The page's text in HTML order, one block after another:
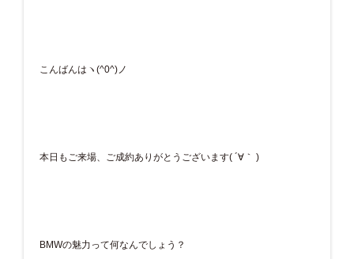
こんばんはヽ(^0^)ノ
本日もご来場、ご成約ありがとうございます( ´∀｀ )
BMWの魅力って何なんでしょう？